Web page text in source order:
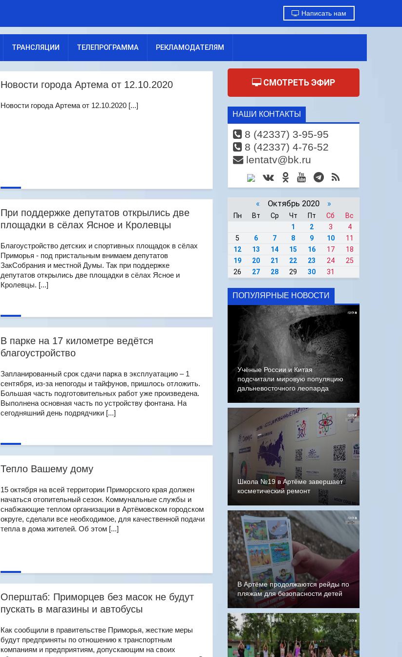
Написать нам
ТРАНСЛЯЦИИ ТЕЛЕПРОГРАММА РЕКЛАМОДАТЕЛЯМ
Новости города Артема от 12.10.2020
Новости города Артема от 12.10.2020 [...]
При поддержке депутатов открылись две
площадки в сёлах Ясное и Кролевцы
Благоустройство детских и спортивных площадок в сёлах
Приморья - под пристальным внимаем депутатов
ЗакСобрания и местной Думы. Так при поддержке
депутатов открылись две площадки в сёлах Ясное и
Кролевцы. [...]
В парке на 17 километре ведётся
благоустройство
Запланированный срок сдачи парка в эксплуатацию – 1
сентября, из-за непогоды и тайфунов, пришлось отложить.
Большая часть подготовительных работ уже произведена.
Выполнена основная часть по устройству фонтана. На
сегодняшний день подрядчики [...]
Тепло Вашему дому
15 октября на всей территории Приморского края должен
начаться отопительный сезон. Коммунальные службы и
снабжающие теплом организации в Артёмовском городском
округе, сделали все необходимое, для качественной подачи
тепла в дома жителей. Об этом [...]
Оперштаб: Приморцев без масок не будут
пускать в магазины и автобусы
Как сообщили в правительстве Приморья, жесткие меры
будут предприняты по отношению к транспортным
компаниям и предприятиям, допускающим на своих
СМОТРЕТЬ ЭФИР
НАШИ КОНТАКТЫ
8 (42337) 3-95-95
8 (42337) 4-76-52
lentatv@bk.ru
« Октябрь 2020 »
Пн Вт Ср Чт Пт Сб
Вс
1
2 3
4
5
6 7 8 9 10
11
12
13 14 15 16 17
18
19
20 21 22 23 24
25
26
27 28 29 30 31
ПОПУЛЯРНЫЕ НОВОСТИ
Учёные России и Китая
подсчитали мировую популяцию
дальневосточного леопарда
Школа №19 в Артёме завершает
косметический ремонт
В Артёме продолжаются рейды по
пляжам для безопасности детей